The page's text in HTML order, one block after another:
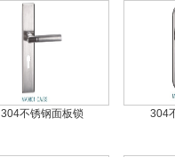
304不锈钢面板锁 304